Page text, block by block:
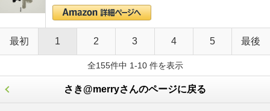
最初 1 2 3 4 5 最後
全155件中 1-10 件を表示
さき@merryさんのページに戻る